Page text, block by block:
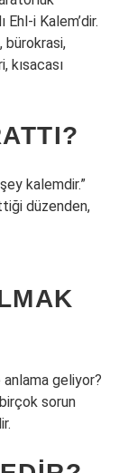
Ehl-i Kalem’dir.
bürokrasi,
kısacası
kalemdir.”
düzenden,
anlama geliyor?
sorun